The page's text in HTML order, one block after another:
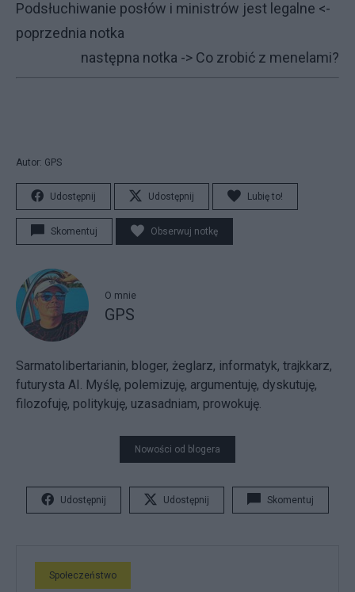
Podsłuchiwanie posłów i ministrów jest legalne <-
poprzednia notka
następna notka -> Co zrobić z menelami?
Autor: GPS
Udostępnij Udostępnij Lubię to!
Skomentuj Obserwuj notkę
O mnie
GPS
Sarmatolibertarianin, bloger, żeglarz, informatyk, trajkkarz,
futurysta AI. Myślę, polemizuję, argumentuję, dyskutuję,
filozofuję, politykuję, uzasadniam, prowokuję.
Nowości od blogera
Udostępnij Udostępnij Skomentuj
Społeczeństwo